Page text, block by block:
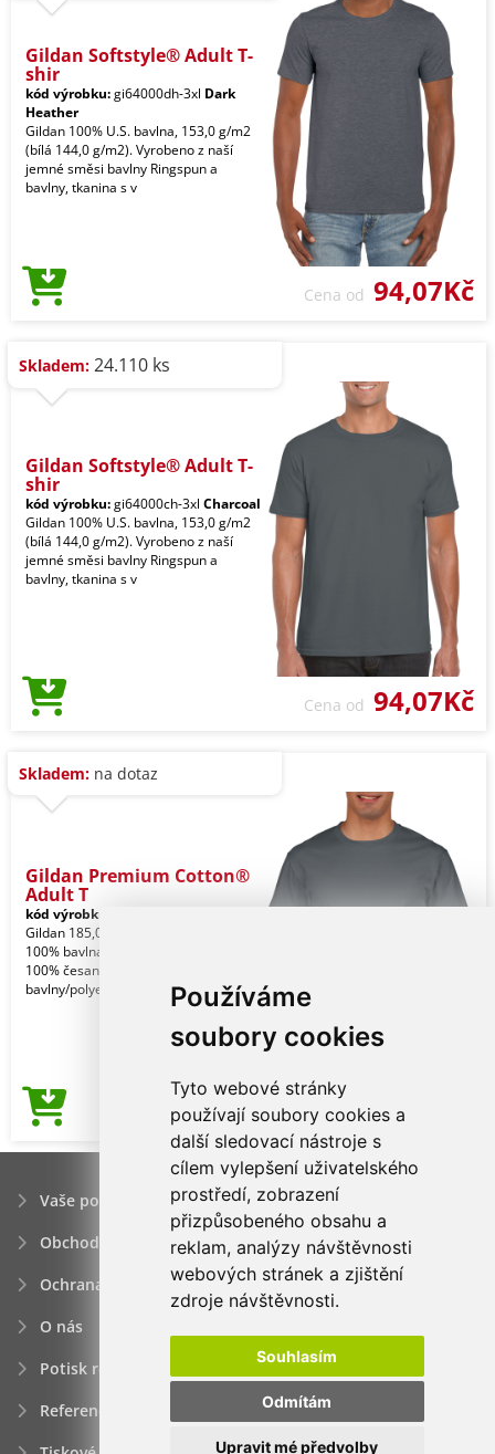
Používáme
soubory cookies
Tyto webové stránky
používají soubory cookies a
další sledovací nástroje s
cílem vylepšení uživatelského
prostředí, zobrazení
přizpůsobeného obsahu a
reklam, analýzy návštěvnosti
webových stránek a zjištění
zdroje návštěvnosti.
Souhlasím
Odmítám
Upravit mé předvolby
Gildan Softstyle® Adult T-
shir
kód výrobku:gi64000dh-3xl Dark
Heather
Gildan 100% U.S. bavlna, 153,0 g/m2
(bílá 144,0 g/m2). Vyrobeno z naší
jemné směsi bavlny Ringspun a
bavlny, tkanina s v
Cena od 94,07Kč
Skladem: 24.110 ks
Gildan Softstyle® Adult T-
shir
kód výrobku:gi64000ch-3xl Charcoal
Gildan 100% U.S. bavlna, 153,0 g/m2
(bílá 144,0 g/m2). Vyrobeno z naší
jemné směsi bavlny Ringspun a
bavlny, tkanina s v
Cena od 94,07Kč
Skladem: na dotaz
Gildan Premium Cotton®
Adult T
kód výrobku:
Gildan 185,0 g/m2 (bílá 180,0 g/m2).
100% bavlna Ringspun. Přechod na
100% česanou bavlnu Ringspun. Směs
bavlny/polyeste
Cena od94,07Kč
Vaše poptávka
Obchodní podmínky
Ochrana osobních údajú
O nás
Potisk reklamních předmětů
Reference